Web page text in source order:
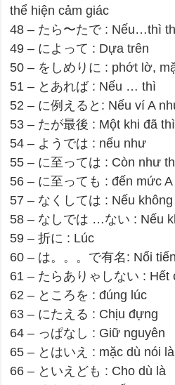
thể hiện cảm giác
48 – たら〜たで : Nếu…thì
49 – によって : Dựa trên
50 – をしめりに : phớt lờ,
51 – とあれば : Nếu … thì
52 – に例えると: Nếu ví A
53 – たが最後 : Một khi đã thì
54 – ようでは : nếu như
55 – に至っては : Còn như
56 – に至っても : đến mức A
57 – なくしては : Nếu
58 – なしでは …ない : Nếu
59 – 折に : Lúc
60 – は。。。で有名: Nổi
61 – たらありゃしない : Hết
62 – ところを : đúng lúc
63 – にたえる : Chịu đựng
64 – っぱなし : Giữ nguyên
65 – とはいえ : mặc dù nói
66 – といえども : Cho dù là